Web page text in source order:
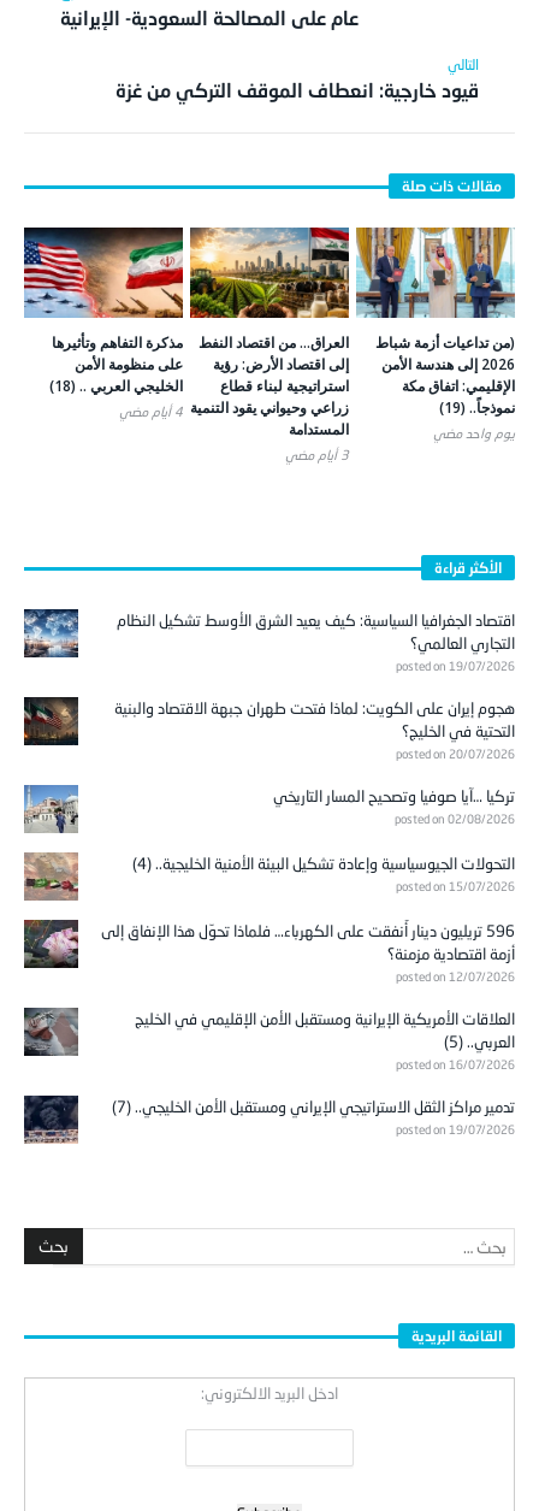
عام على المصالحة السعودية- الإيرانية
قيود خارجية: انعطاف الموقف التركي من غزة
(من تداعيات أزمة شباط
2026 إلى هندسة الأمن
الإقليمي: اتفاق مكة
نموذجاً.. (19)
يوم واحد ‎مضي
العراق… من اقتصاد النفط
إلى اقتصاد الأرض: رؤية
استراتيجية لبناء قطاع
زراعي وحيواني يقود التنمية
المستدامة
3 أيام ‎مضي
مذكرة التفاهم وتأثيرها
على منظومة الأمن
الخليجي العربي .. (18)
4 أيام ‎مضي
الأكثر قراءة
اقتصاد الجغرافيا السياسية: كيف يعيد الشرق الأوسط تشكيل النظام
التجاري العالمي؟
posted on 19/07/2026
هجوم إيران على الكويت: لماذا فتحت طهران جبهة الاقتصاد والبنية
التحتية في الخليج؟
posted on 20/07/2026
تركيا …آيا صوفيا وتصحيح المسار التاريخي
posted on 02/08/2026
التحولات الجيوسياسية وإعادة تشكيل البيئة الأمنية الخليجية.. (4)
posted on 15/07/2026
596 تريليون دينار أُنفقت على الكهرباء… فلماذا تحوّل هذا الإنفاق إلى
أزمة اقتصادية مزمنة؟
posted on 12/07/2026
العلاقات الأمريكية الإيرانية ومستقبل الأمن الإقليمي في الخليج
العربي.. (5)
posted on 16/07/2026
تدمير مراكز الثقل الاستراتيجي الإيراني ومستقبل الأمن الخليجي.. (7)
posted on 19/07/2026
القائمة البريدية
ادخل البريد الالكتروني: